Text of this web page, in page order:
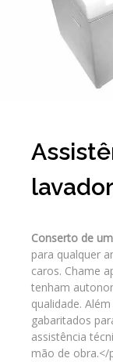
Conserto de
para qualquer
caros. Chame
tenham
qualidade.
gabaritados
assistência
mão de obra.</